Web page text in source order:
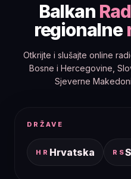
Balkan
regionalne
Otkrijte i slušajte online
Bosne i Hercegovine,
Sjeverne
DRŽAVE
HR Hrvatska RS